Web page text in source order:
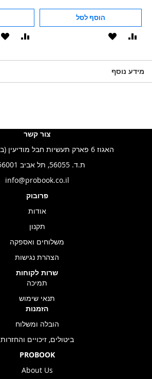
הוסף
הוסף לסל
הוסף
מידע נוסף
צור קשר
האגוז 6 פארק תעשיות חבל מודיעין (בתאום מראש)
ת.ד. 56055, תל אביב 6156001
info@probook.co.il
פרובוק
אודות
תקנון
משלוחים ואספקה
הצהרת נגישות
שרות לקוחות
תמיכה
תנאי שימוש
הזמנות
הובלה ומשלוח
ביטולים, זיכויים והחזרות
PROBOOK
About Us